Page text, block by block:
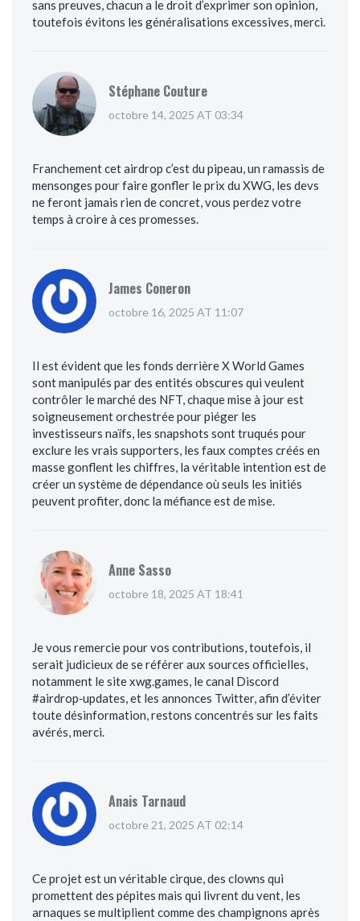
sans preuves, chacun a le droit d’exprimer son opinion,
toutefois évitons les généralisations excessives, merci.
Stéphane Couture
octobre 14, 2025 AT 03:34
Franchement cet airdrop c’est du pipeau, un ramassis de
mensonges pour faire gonfler le prix du XWG, les devs
ne feront jamais rien de concret, vous perdez votre
temps à croire à ces promesses.
James Coneron
octobre 16, 2025 AT 11:07
Il est évident que les fonds derrière X World Games
sont manipulés par des entités obscures qui veulent
contrôler le marché des NFT, chaque mise à jour est
soigneusement orchestrée pour piéger les
investisseurs naïfs, les snapshots sont truqués pour
exclure les vrais supporters, les faux comptes créés en
masse gonflent les chiffres, la véritable intention est de
créer un système de dépendance où seuls les initiés
peuvent profiter, donc la méfiance est de mise.
Anne Sasso
octobre 18, 2025 AT 18:41
Je vous remercie pour vos contributions, toutefois, il
serait judicieux de se référer aux sources officielles,
notamment le site xwg.games, le canal Discord
#airdrop‑updates, et les annonces Twitter, afin d’éviter
toute désinformation, restons concentrés sur les faits
avérés, merci.
Anais Tarnaud
octobre 21, 2025 AT 02:14
Ce projet est un véritable cirque, des clowns qui
promettent des pépites mais qui livrent du vent, les
arnaques se multiplient comme des champignons après